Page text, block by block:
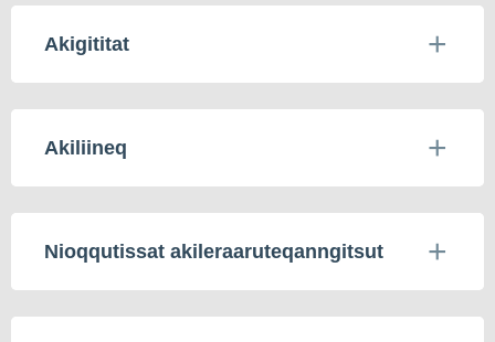
Akigititat
Akiliineq
Nioqqutissat akileraaruteqanngitsut